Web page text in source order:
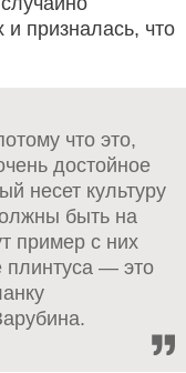
и призналась, что
что это,
достойное
несет культуру
быть на
пример с них
плинтуса — это